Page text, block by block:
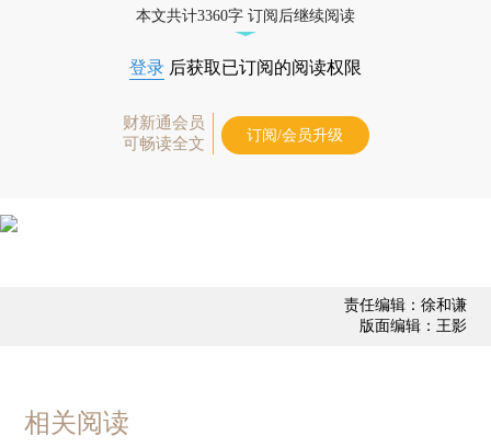
本文共计3360字 订阅后继续阅读
登录 后获取已订阅的阅读权限
财新通会员
可畅读全文
订阅/会员升级
责任编辑：徐和谦
版面编辑：王影
相关阅读